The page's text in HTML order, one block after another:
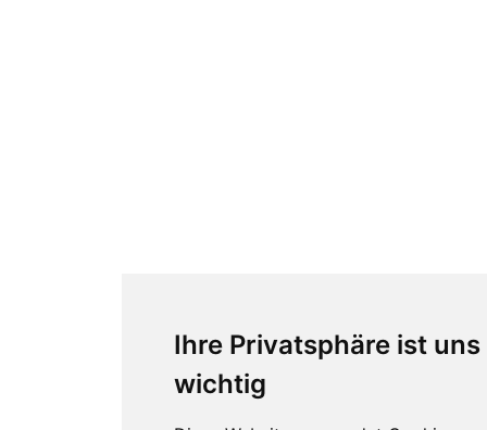
Ihre Privatsphäre ist uns
wichtig